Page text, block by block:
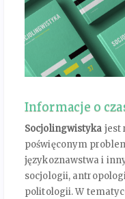
Informacje o
Socjolingwistyka jest
poświęconym
językoznawstwa i
socjologii,
politologii. W